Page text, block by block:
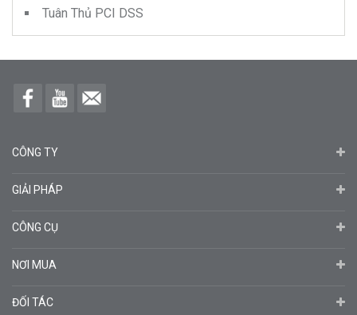
Tuân Thủ PCI DSS
CÔNG TY
GIẢI PHÁP
CÔNG CỤ
NƠI MUA
ĐỐI TÁC